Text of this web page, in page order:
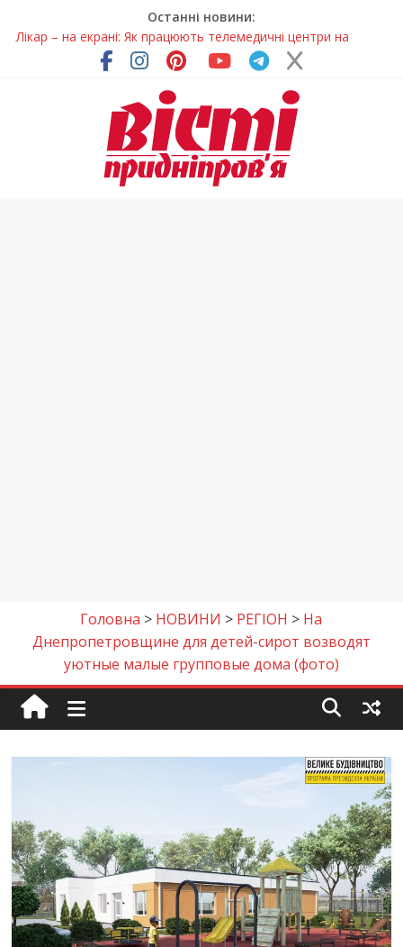
Останні новини:
Лікар – на екрані: Як працюють телемедичні центри на
Дніпропетровщині
У Дніпрі триває масштабна підготовка до опалювального
Пошуки тривають: на Дніпропетровщині досліджують місце
розташування легендарного монастиря (Фото)
Ветерани Дніпропетровщини отримують шанс на власне
Головна > НОВИНИ > РЕГІОН > На
Днепропетровщине для детей-сирот возводят
уютные малые групповые дома (фото)